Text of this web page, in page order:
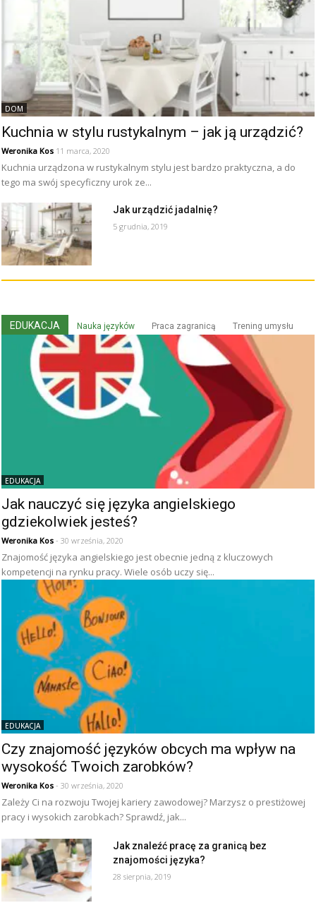
DOM
Kuchnia w stylu rustykalnym – jak ją urządzić?
Weronika Kos 11 marca, 2020
Kuchnia urządzona w rustykalnym stylu jest bardzo praktyczna, a do
tego ma swój specyficzny urok ze...
Jak urządzić jadalnię?
5 grudnia, 2019
EDUKACJA Nauka języków Praca zagranicą Trening umysłu
EDUKACJA
Jak nauczyć się języka angielskiego
gdziekolwiek jesteś?
Weronika Kos - 30 września, 2020
Znajomość języka angielskiego jest obecnie jedną z kluczowych
kompetencji na rynku pracy. Wiele osób uczy się...
EDUKACJA
Czy znajomość języków obcych ma wpływ na
wysokość Twoich zarobków?
Weronika Kos - 30 września, 2020
Zależy Ci na rozwoju Twojej kariery zawodowej? Marzysz o prestiżowej
pracy i wysokich zarobkach? Sprawdź, jak...
Jak znaleźć pracę za granicą bez
znajomości języka?
28 sierpnia, 2019